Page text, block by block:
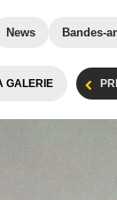
News Bandes-
GALERIE